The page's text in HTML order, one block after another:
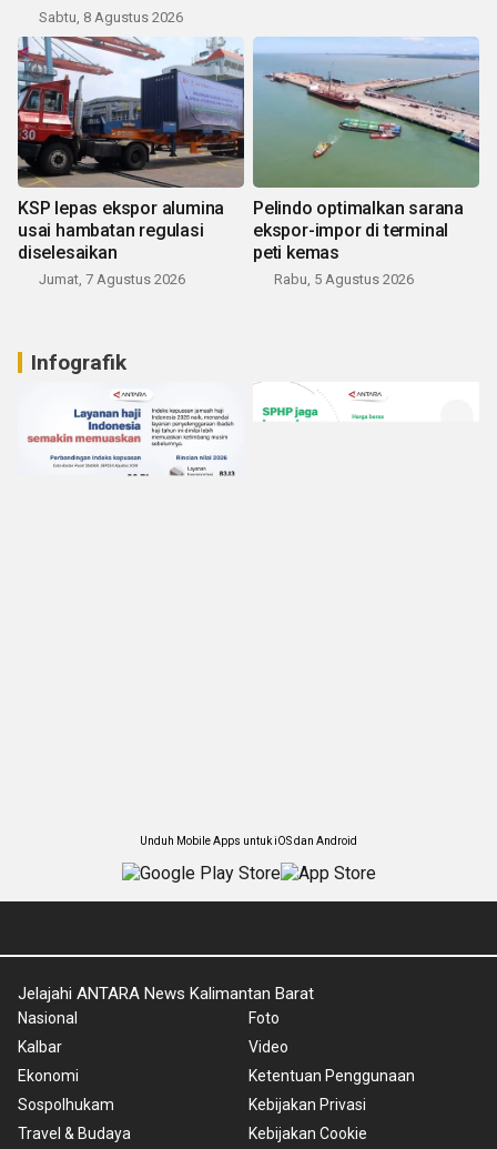
Sabtu, 8 Agustus 2026
KSP lepas ekspor alumina
usai hambatan regulasi
diselesaikan
Jumat, 7 Agustus 2026
Pelindo optimalkan sarana
ekspor-impor di terminal
peti kemas
Rabu, 5 Agustus 2026
Infografik
Unduh Mobile Apps untuk iOS dan Android
Jelajahi ANTARA News Kalimantan Barat
Nasional
Kalbar
Ekonomi
Sospolhukam
Travel & Budaya
Foto
Video
Ketentuan Penggunaan
Kebijakan Privasi
Kebijakan Cookie